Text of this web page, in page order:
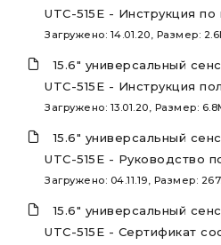
UTC-515E - Инструкция
Загружено: 14.01.20, Размер:
15.6" универсальный
UTC-515E - Инструкция
Загружено: 13.01.20, Размер:
15.6" универсальный
UTC-515E - Руководство
Загружено: 04.11.19, Размер:
15.6" универсальный
UTC-515E - Сертификат